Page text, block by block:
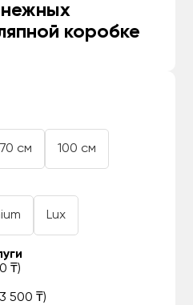
нежных
коробке
70 см 100 см
Lux
₸)
500 ₸)